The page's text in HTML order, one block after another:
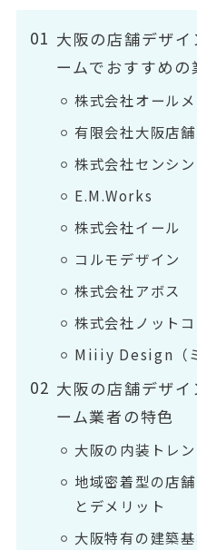
大阪の店舗デザ
ームでおすすめの
株式会社オール
有限会社大阪店
株式会社センシン
E.M.Works
株式会社イール
コルモデザイン
株式会社アボス
株式会社ノット
Miiiy Design（ミ
大阪の店舗デザ
ーム業者の特色
大阪の内装トレ
地域密着型の店
とデメリット
大阪特有の建築